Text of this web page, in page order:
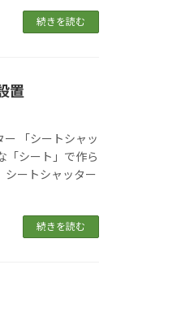
続きを読む
置
「シートシャッ
「シート」で作ら
ートシャッター
続きを読む